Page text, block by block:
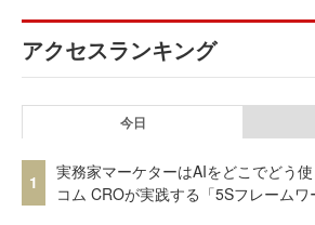
アクセスランキング
今日
1
実務家マーケターはAIをどこでどう
コム CROが実践する「5Sフレームワ